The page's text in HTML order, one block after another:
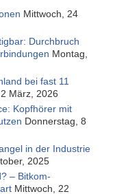
Mittwoch, 24
Durchbruch
Montag,
bei fast 11
März, 2026
Kopfhörer mit
Donnerstag, 8
in der Industrie
2025
– Bitkom-
Mittwoch, 22